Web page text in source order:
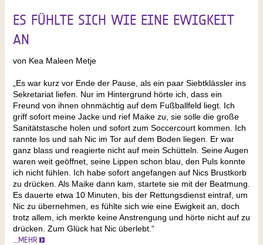
ES FÜHLTE SICH WIE EINE EWIGKEIT
AN
von Kea Maleen Metje
„Es war kurz vor Ende der Pause, als ein paar Siebtklässler ins
Sekretariat liefen. Nur im Hintergrund hörte ich, dass ein
Freund von ihnen ohnmächtig auf dem Fußballfeld liegt. Ich
griff sofort meine Jacke und rief Maike zu, sie solle die große
Sanitätstasche holen und sofort zum Soccercourt kommen. Ich
rannte los und sah Nic im Tor auf dem Boden liegen. Er war
ganz blass und reagierte nicht auf mein Schütteln. Seine Augen
waren weit geöffnet, seine Lippen schon blau, den Puls konnte
ich nicht fühlen. Ich habe sofort angefangen auf Nics Brustkorb
zu drücken. Als Maike dann kam, startete sie mit der Beatmung.
Es dauerte etwa 10 Minuten, bis der Rettungsdienst eintraf, um
Nic zu übernehmen, es fühlte sich wie eine Ewigkeit an, doch
trotz allem, ich merkte keine Anstrengung und hörte nicht auf zu
drücken. Zum Glück hat Nic überlebt.“
…MEHR